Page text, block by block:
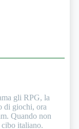
gli RPG, la
di giochi, ora
Quando non
italiano.